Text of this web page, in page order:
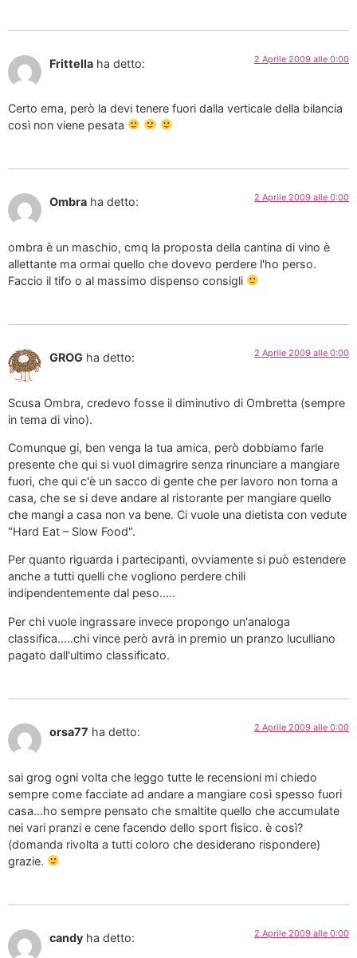
Frittella ha detto: 2 Aprile 2009 alle 0:00
Certo ema, però la devi tenere fuori dalla verticale della bilancia
così non viene pesata
Ombra ha detto: 2 Aprile 2009 alle 0:00
ombra è un maschio, cmq la proposta della cantina di vino è
allettante ma ormai quello che dovevo perdere l'ho perso.
Faccio il tifo o al massimo dispenso consigli
GROG ha detto: 2 Aprile 2009 alle 0:00
Scusa Ombra, credevo fosse il diminutivo di Ombretta (sempre
in tema di vino).
Comunque gi, ben venga la tua amica, però dobbiamo farle
presente che qui si vuol dimagrire senza rinunciare a mangiare
fuori, che qui c'è un sacco di gente che per lavoro non torna a
casa, che se si deve andare al ristorante per mangiare quello
che mangi a casa non va bene. Ci vuole una dietista con vedute
"Hard Eat – Slow Food".
Per quanto riguarda i partecipanti, ovviamente si può estendere
anche a tutti quelli che vogliono perdere chili
indipendentemente dal peso…..
Per chi vuole ingrassare invece propongo un'analoga
classifica…..chi vince però avrà in premio un pranzo luculliano
pagato dall'ultimo classificato.
orsa77 ha detto: 2 Aprile 2009 alle 0:00
sai grog ogni volta che leggo tutte le recensioni mi chiedo
sempre come facciate ad andare a mangiare così spesso fuori
casa…ho sempre pensato che smaltite quello che accumulate
nei vari pranzi e cene facendo dello sport fisico. è così?
(domanda rivolta a tutti coloro che desiderano rispondere)
grazie.
candy ha detto: 2 Aprile 2009 alle 0:00